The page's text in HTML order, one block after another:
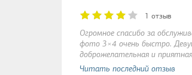
1 отзыв
Огромное спасибо за
фото 3×4 очень быстро.
доброжелательная и
Читать последний отзыв